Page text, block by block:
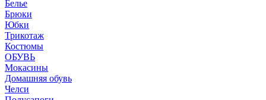
Белье
Брюки
Юбки
Трикотаж
Костюмы
ОБУВЬ
Мокасины
Домашняя обувь
Челси